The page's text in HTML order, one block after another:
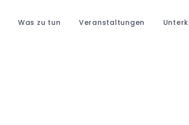
Was zu tun Veranstaltungen